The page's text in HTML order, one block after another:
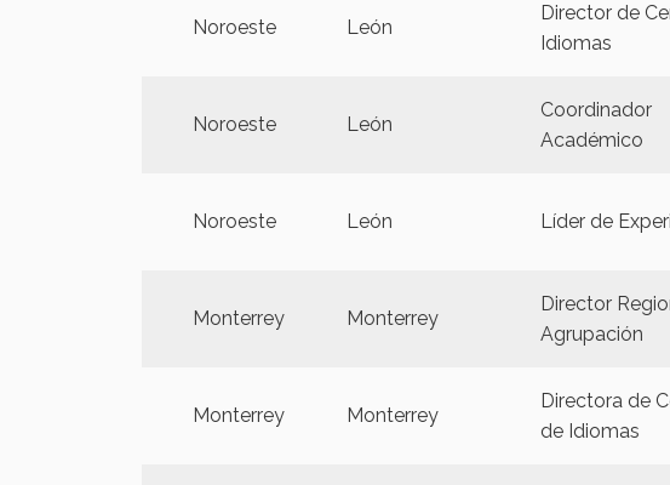
Noroeste León
Director de
Idiomas
Noroeste León
Coordinador
Académico
Noroeste León Líder de
Monterrey Monterrey
Director
Agrupación
Monterrey Monterrey
Directora de
de Idiomas